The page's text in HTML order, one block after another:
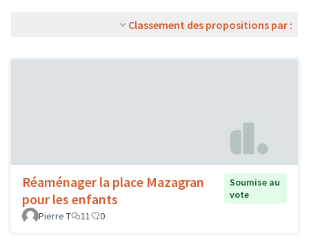
Classement des propositions par :
Réaménager la place Mazagran
pour les enfants
Soumise au
vote
Pierre T
11 0